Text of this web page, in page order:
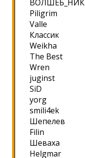
ВОЛШЕБ_НИК
Piligrim
Valle
Классик
Weikha
The Best
Wren
juginst
SiD
yorg
smili4ek
Шепелев
Filin
Шеваха
Helgmar